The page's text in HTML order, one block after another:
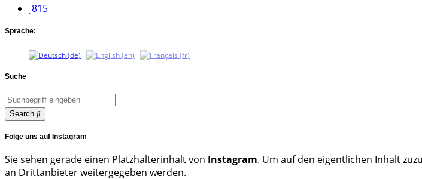
815
Sprache:
Suche
Search
Folge uns auf Instagram
Sie sehen gerade einen Platzhalterinhalt von Instagram. Um auf den eigentlichen Inhalt
an Drittanbieter weitergegeben werden.